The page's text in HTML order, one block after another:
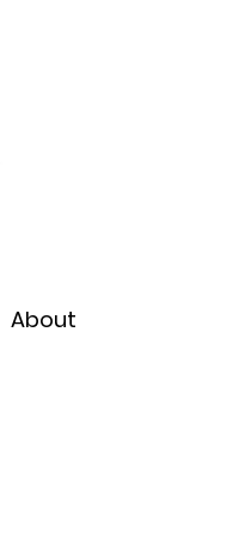
About